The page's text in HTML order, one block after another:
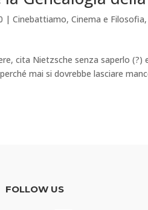
|Cinebattiamo,Cinema e Filosofia,
cita Nietzsche senza saperlo
mai si dovrebbe lasciare
FOLLOW US